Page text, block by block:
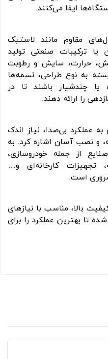
ایفا می‌کنند.
مقاوم مانند لاستیک
یا ترکیبات صنعتی تولید
حرارت، سایش و رطوبت
به نوع طراحی، تسمه‌ها
یا چندشیار باشند تا در
را ارائه دهند.
عملکرد بی‌صدا، نیاز اندک
و نصب آسان اشاره کرد. به
از جمله خودروسازی،
تجهیزات کارخانه‌ای و…
است.
بالا، مناسب با نیازهای
تا بهترین عملکرد را برای